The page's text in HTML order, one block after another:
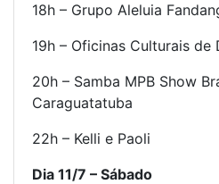
18h – Grupo Aleluia
19h – Oficinas Culturais de
20h – Samba MPB Show
Caraguatatuba
22h – Kelli e Paoli
Dia 11/7 – Sábado